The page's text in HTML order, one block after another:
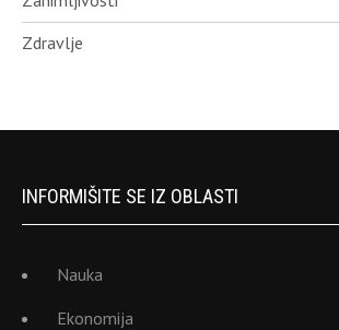
Zdravlje
INFORMIŠITE SE IZ OBLASTI
Nauka
Ekonomija